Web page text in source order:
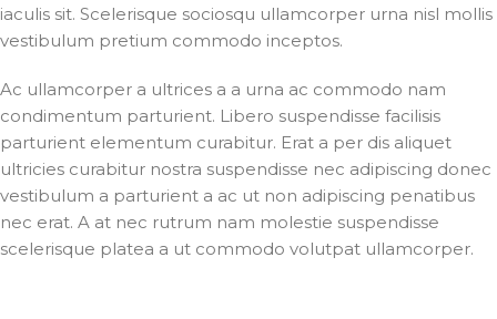
iaculis sit. Scelerisque sociosqu ullamcorper urna nisl mollis
vestibulum pretium commodo inceptos.
Ac ullamcorper a ultrices a a urna ac commodo nam
condimentum parturient. Libero suspendisse facilisis
parturient elementum curabitur. Erat a per dis aliquet
ultricies curabitur nostra suspendisse nec adipiscing donec
vestibulum a parturient a ac ut non adipiscing penatibus
nec erat. A at nec rutrum nam molestie suspendisse
scelerisque platea a ut commodo volutpat ullamcorper.